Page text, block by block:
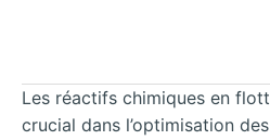
Les réactifs chimiques en
crucial dans l’optimisation